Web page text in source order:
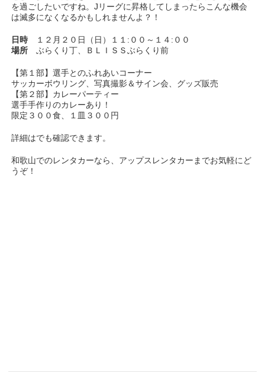
を過ごしたいですね。Jリーグに昇格してしまったらこんな機会
は滅多になくなるかもしれませんよ？！
日時 １２月２０日（日）１１:００～１４:００
場所 ぶらくり丁、ＢＬＩＳＳぶらくり前
【第１部】選手とのふれあいコーナー
サッカーボウリング、写真撮影＆サイン会、グッズ販売
【第２部】カレーパーティー
選手手作りのカレーあり！
限定３００食、１皿３００円
詳細はでも確認できます。
和歌山でのレンタカーなら、アップスレンタカーまでお気軽にど
うぞ！